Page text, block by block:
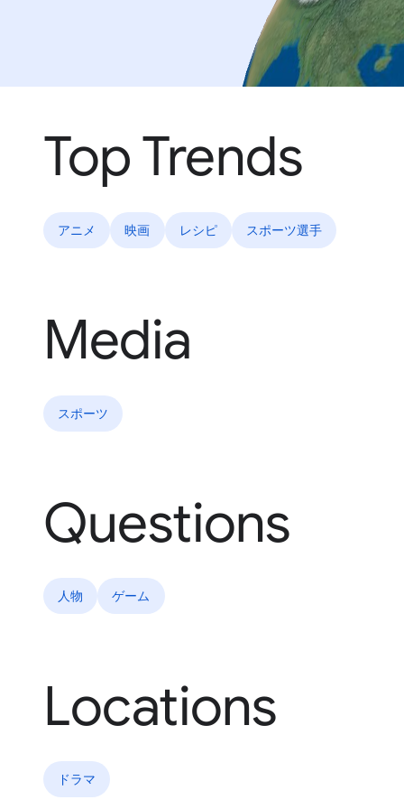
Top Trends
アニメ 映画 レシピ スポーツ選手
Media
スポーツ
Questions
人物 ゲーム
Locations
ドラマ